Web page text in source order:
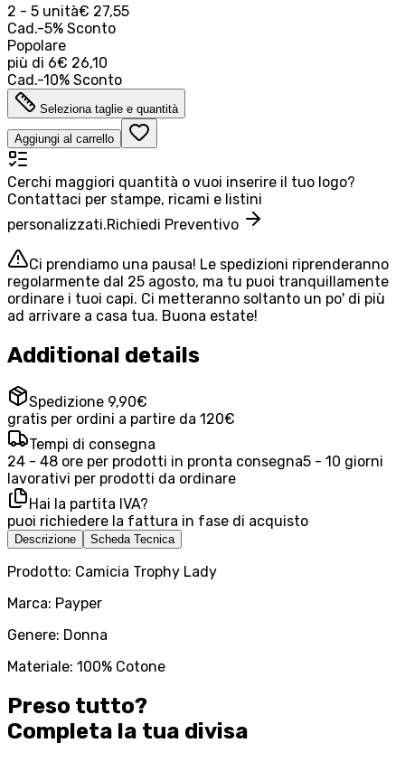
2 - 5 unità€ 27,55
Cad.-5% Sconto
Popolare
più di 6€ 26,10
Cad.-10% Sconto
Seleziona taglie e quantità
Aggiungi al carrello
Cerchi maggiori quantità o vuoi inserire il tuo logo?
Contattaci per stampe, ricami e listini
personalizzati.Richiedi Preventivo
Ci prendiamo una pausa! Le spedizioni riprenderanno
regolarmente dal 25 agosto, ma tu puoi tranquillamente
ordinare i tuoi capi. Ci metteranno soltanto un po' di più
ad arrivare a casa tua. Buona estate!
Additional details
Spedizione 9,90€
gratis per ordini a partire da 120€
Tempi di consegna
24 - 48 ore per prodotti in pronta consegna5 - 10 giorni
lavorativi per prodotti da ordinare
Hai la partita IVA?
puoi richiedere la fattura in fase di acquisto
Descrizione Scheda Tecnica
Prodotto: Camicia Trophy Lady
Marca: Payper
Genere: Donna
Materiale: 100% Cotone
Preso tutto?
Completa la tua divisa